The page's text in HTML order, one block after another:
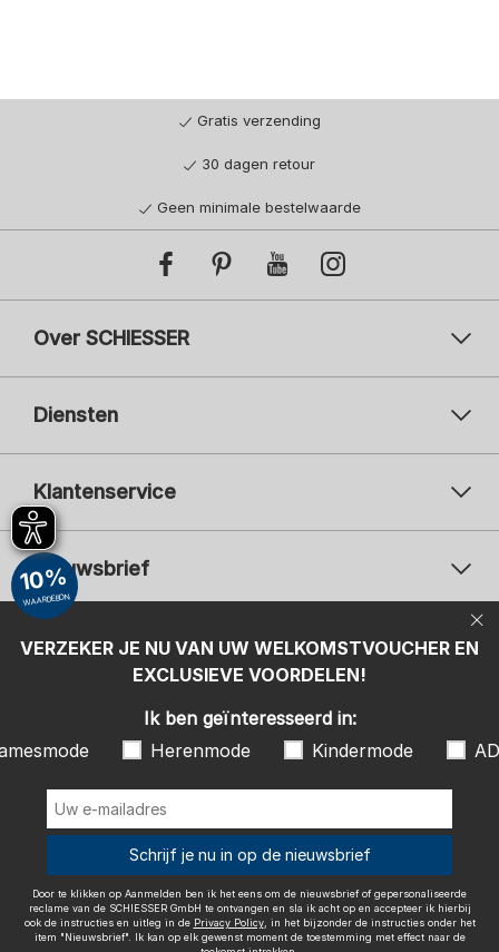
Gratis verzending
30 dagen retour
Geen minimale bestelwaarde
Over SCHIESSER
Diensten
Klantenservice
Nieuwsbrief
Uw
Uw e-mailadres
Aanmelden
Herenmode
ADIDAS
Door te klikken op Aanmelden ben ik het eens om de nieuwsbrief of
gepersonaliseerde reclame van de SCHIESSER GmbH te ontvangen en
sla ik acht op en accepteer ik hierbij ook de instructies en uitleg in de
, in het bijzonder de instructies onder het item
effect naar de toekomst intrekken.
Betaalwijzen
Wij bezorgen met
VERZEKER JE NU VAN UW WELKOMSTVOUCHER EN
EXCLUSIEVE VOORDELEN!
10%
WAARDEBON
Ik ben geïnteresseerd in:
Herenmode Kindermode
Schrijf je nu in op de nieuwsbrief
Door te klikken op Aanmelden ben ik het eens om de nieuwsbrief of gepersonaliseerde
reclame van de SCHIESSER GmbH te ontvangen en sla ik acht op en accepteer ik hierbij
ook de instructies en uitleg in de Privacy Policy, in het bijzonder de instructies onder het
item "Nieuwsbrief". Ik kan op elk gewenst moment de toestemming met effect naar de